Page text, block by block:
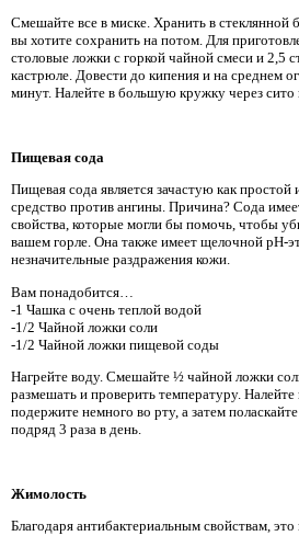
Смешайте все в миске. Хранить в стеклянной
вы хотите сохранить на потом. Для
столовые ложки с горкой чайной смеси и 2,5
кастрюле. Довести до кипения и на среднем
минут. Налейте в большую кружку через сито
Пищевая сода
Пищевая сода является зачастую как
средство против ангины. Причина? Сода
свойства, которые могли бы помочь, чтобы
вашем горле. Она также имеет щелочной рН-
незначительные раздражения кожи.
Вам понадобится…
-1 Чашка с очень теплой водой
-1/2 Чайной ложки соли
-1/2 Чайной ложки пищевой соды
Нагрейте воду. Смешайте ½ чайной ложки
размешать и проверить температуру.
подержите немного во рту, а затем
подряд 3 раза в день.
Жимолость
Благодаря антибактериальным свойствам,